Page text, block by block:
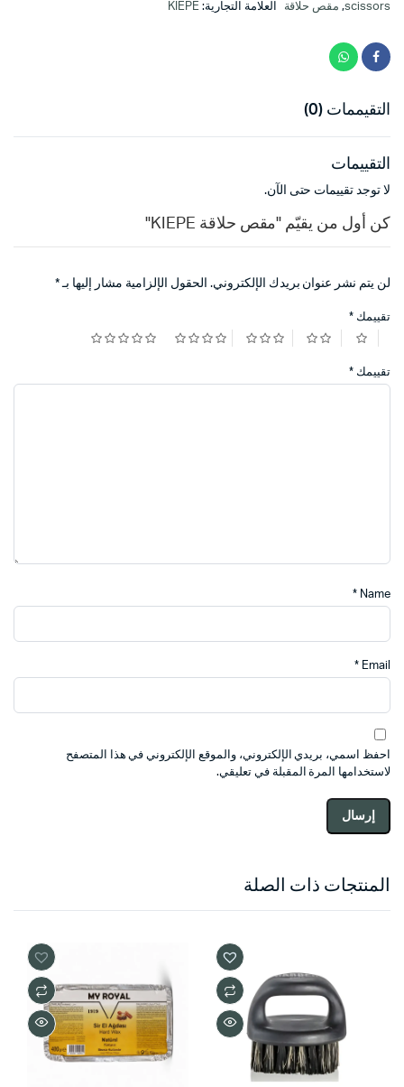
scissors
, مقص حلاقة العلامة التجارية: KIEPE
التقيممات (0)
التقييمات
لا توجد تقييمات حتى الآن.
كن أول من يقيّم "مقص حلاقة KIEPE"
لن يتم نشر عنوان بريدك الإلكتروني. الحقول الإلزامية مشار إليها بـ*
تقييمك *
تقييمك *
Name
*
Email
*
احفظ اسمي، بريدي الإلكتروني، والموقع الإلكتروني في هذا المتصفح
لاستخدامها المرة المقبلة في تعليقي.
المنتجات ذات الصلة